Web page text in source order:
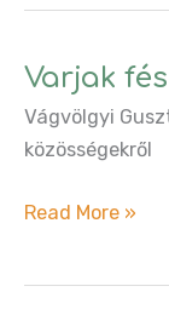
Varjak
Vágvölgyi
közösségekről
Varjak
Read More »